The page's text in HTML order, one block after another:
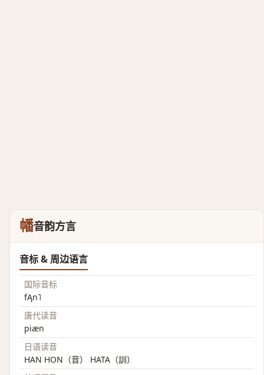
幡音韵方言
音标 & 周边语言
国际音标
fĄn˥
唐代读音
piæn
日语读音
HAN HON（音） HATA（訓）